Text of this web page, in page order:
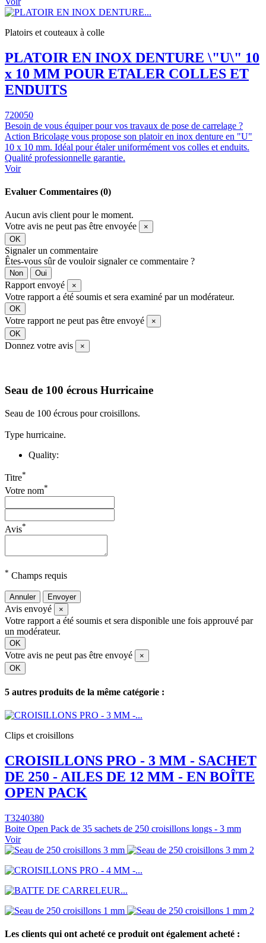
Platoirs et couteaux à colle
PLATOIR EN INOX DENTURE \"U\" 10
x 10 MM POUR ETALER COLLES ET
ENDUITS
720050
Besoin de vous équiper pour vos travaux de pose de carrelage ?
Action Bricolage vous propose son platoir en inox denture en "U"
10 x 10 mm. Idéal pour étaler uniformément vos colles et enduits.
Qualité professionnelle garantie.
Voir
Evaluer Commentaires (0)
Aucun avis client pour le moment.
Votre avis ne peut pas être envoyée
×
OK
Signaler un commentaire
Êtes-vous sûr de vouloir signaler ce commentaire ?
Non Oui
Rapport envoyé ×
Votre rapport a été soumis et sera examiné par un modérateur.
OK
Votre rapport ne peut pas être envoyé
×
OK
Donnez votre avis ×
Seau de 100 écrous Hurricaine
Seau de 100 écrous pour croisillons.
Type hurricaine.
Quality:
Titre*
Votre nom*
Avis*
* Champs requis
Annuler Envoyer
Avis envoyé ×
Votre rapport a été soumis et sera disponible une fois approuvé par
un modérateur.
OK
Votre avis ne peut pas être envoyé
×
OK
5 autres produits de la même catégorie :
Clips et croisillons
CROISILLONS PRO - 3 MM - SACHET
DE 250 - AILES DE 12 MM - EN BOÎTE
OPEN PACK
T3240380
Boite Open Pack de 35 sachets de 250 croisillons longs - 3 mm
Voir
Les clients qui ont acheté ce produit ont également acheté :